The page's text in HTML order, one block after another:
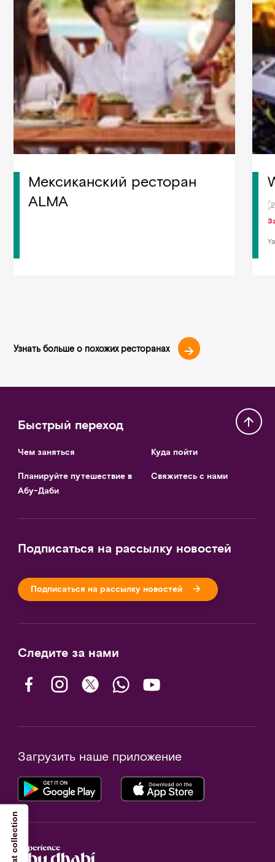
Мексиканский ресторан
ALMA
Узнать больше о похожих ресторанах
Быстрый переход
Чем заняться
Планируйте путешествие в
Абу-Даби
Куда пойти
Свяжитесь с нами
Подписаться на рассылку новостей
Подписаться на рассылку новостей
Следите за нами
Загрузить наше приложение